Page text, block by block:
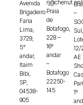
Avenida
Brigadeiro
Faria
Lima,
3729,
5°
andar,
Itaim
Bibi,
SP,
04538-
905
Praia
de
Botafogo,
228 –
16º
andar
–
Botafogo
22250-
145
–
Sul,
12/
AE
1º